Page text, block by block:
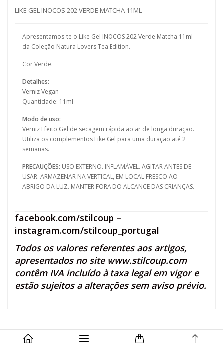
LIKE GEL INOCOS 202 VERDE MATCHA 11ML
Apresentamos-te o Like Gel INOCOS 202 Verde Matcha 11ml
da Coleção Natura Lovers Tea Edition.
Cor Verde.
Detalhes:
Verniz Vegan
Quantidade: 11ml
Modo de uso:
Verniz Efeito Gel de secagem rápida ao ar de longa duração.
Utiliza os complementos Like Gel para uma duração até 2
semanas.
PRECAUÇÕES: USO EXTERNO. INFLAMÁVEL. AGITAR ANTES DE
USAR. ARMAZENAR NA VERTICAL, EM LOCAL FRESCO AO
ABRIGO DA LUZ. MANTER FORA DO ALCANCE DAS CRIANÇAS.
facebook.com/stilcoup –
instagram.com/stilcoup_portugal
Todos os valores referentes aos artigos,
apresentados no site www.stilcoup.com
contêm IVA incluído à taxa legal em vigor e
estão sujeitos a alterações sem aviso prévio.